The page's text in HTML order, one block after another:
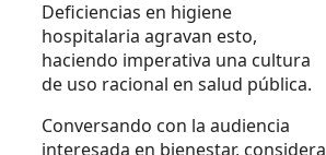
Deficiencias en higiene
hospitalaria agravan esto,
haciendo imperativa una cultura
de uso racional en salud pública.
Conversando con la audiencia
interesada en bienestar, considera